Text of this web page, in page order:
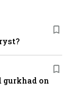
gurkhad on